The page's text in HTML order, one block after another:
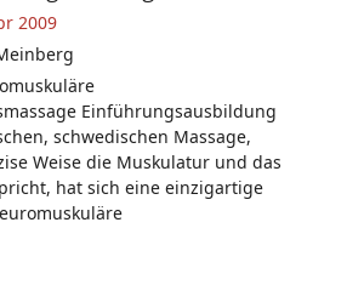
2009
Einführungsausbildung
schwedischen Massage,
Weise die Muskulatur und das
hat sich eine einzigartige